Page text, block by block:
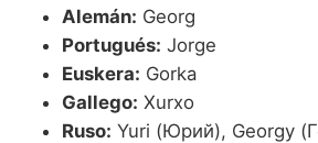
Alemán: Georg
Portugués: Jorge
Euskera: Gorka
Gallego: Xurxo
Ruso: Yuri (Юрий), Georgy